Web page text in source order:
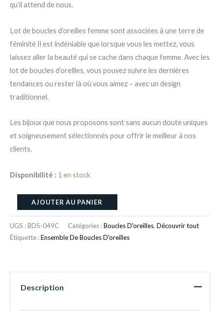
qu’il attend de nous.
Lot de boucles d’oreilles femme sont associées à une terre de
féminité Il est indéniable que lorsque vous les mettez, vous
laissez aller la beauté qui se cache dans chaque femme. Avec les
lot de boucles d’oreilles, vous pouvez suivre les dernières
tendances ou rester là où vous aimez – avec un design
traditionnel.
Les bijoux que nous proposons sont sans aucun doute uniques
et soigneusement sélectionnés pour offrir le meilleur à nos
clients.
Disponibilité : 1 en stock
AJOUTER AU PANIER
UGS :BDS-049C Catégories :Boucles D'oreilles, Découvrir tout
Étiquette :Ensemble De Boucles D'oreilles
Description